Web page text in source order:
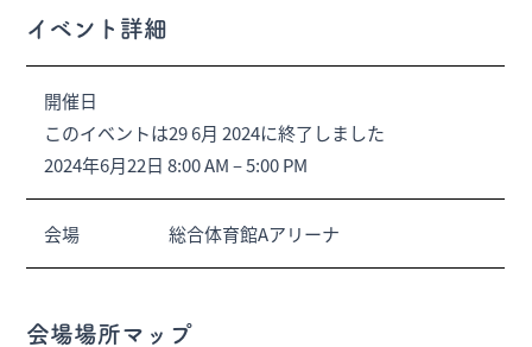
イベント詳細
開催日
このイベントは29 6月 2024に終了しました
2024年6月22日 8:00 AM–5:00 PM
会場 総合体育館Aアリーナ
会場場所マップ